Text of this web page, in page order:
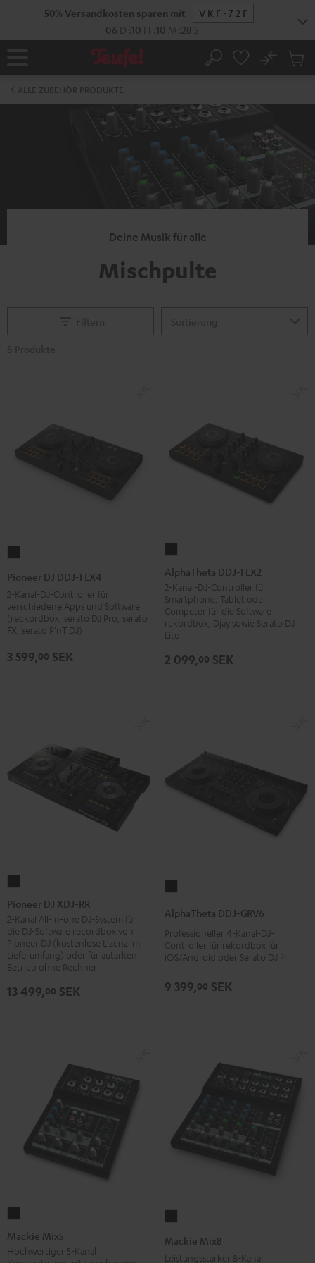
50% Versandkosten sparen mit
VKF-72F
06 D 10 H 10 M 27 S
Startseite Suche
No
Deine Musik für alle
Mischpulte
FLX4
Schwarz
Pioneer DJ DDJ-FLX4
2-Kanal-DJ-Controller für
verschiedene Apps und Software
(reckordbox, serato DJ Pro, serato
FX, serato P'nT DJ)
3 599,00 SEK
DDJ-
FLX2
Schwarz
AlphaTheta DDJ-FLX2
2-Kanal-DJ-Controller für
Smartphone, Tablet oder
Computer für die Software
rekordbox, Djay sowie Serato DJ
Lite
2 099,00 SEK
XDJ-
RR
Schwarz
Pioneer DJ XDJ-RR
2-Kanal All-in-one DJ-System für
die DJ-Software recordbox von
Pioneer DJ (kostenlose Lizenz im
Lieferumfang) oder für autarken
Betrieb ohne Rechner
13 499,00 SEK
GRV6
Schwarz
AlphaTheta DDJ-GRV6
Professioneller 4-Kanal-DJ-
Controller für rekordbox für
iOS/Android oder Serato DJ Pro
9 399,00 SEK
Mix5
Schwarz
Mackie Mix5
Hochwertiger 5-Kanal
Mix8
Mackie Mix8
Leistungsstarker 8-Kanal